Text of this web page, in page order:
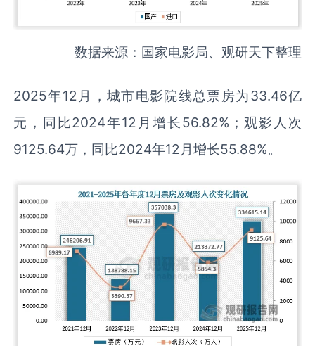
数据来源：国家电影局、观研天下整理
2025年12月，城市电影院线总票房为33.46亿
元，同比2024年12月增长56.82%；观影人次
9125.64万，同比2024年12月增长55.88%。